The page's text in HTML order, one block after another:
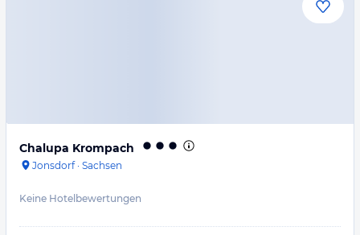
Chalupa Krompach
Jonsdorf· Sachsen
Keine Hotelbewertungen